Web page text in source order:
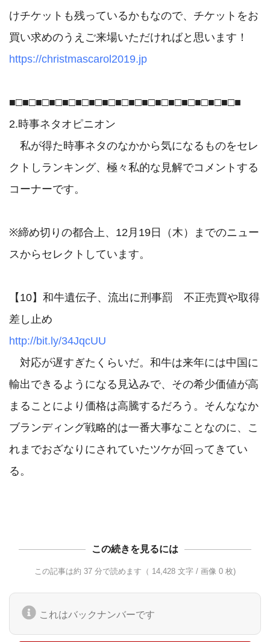
けチケットも残っているかもなので、チケットをお
https://christmascarol2019.jp
■□■□■□■□■□■□■□■□■□■□■□■□■□■□■□■□■□■
2.時事ネタオピニオン
私が得た時事ネタのなかから気になるものをセレ
クトしランキング、極々私的な見解でコメントする
コーナーです。
※締め切りの都合上、12月19日（木）までのニュー
スからセレクトしています。
【10】和牛遺伝子、流出に刑事罰　不正売買や取得
http://bit.ly/34JqcUU
対応が遅すぎたくらいだ。和牛は来年には中国に
輸出できるようになる見込みで、その希少価値が高
まることにより価格は高騰するだろう。そんななか
ブランディング戦略的は一番大事なことなのに、こ
れまでおざなりにされていたツケが回ってきてい
る。
この続きを見るには
この記事は約 37 分で読めます（ 14,428 文字 / 画像 0 枚)
これはバックナンバーです